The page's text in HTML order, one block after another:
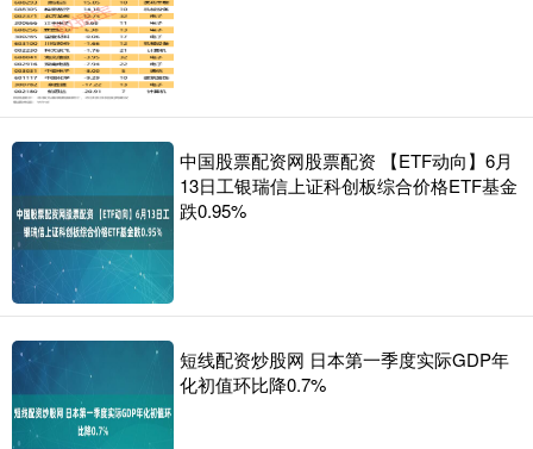
中国股票配资网股票配资 【ETF动向】6月
13日工银瑞信上证科创板综合价格ETF基金
跌0.95%
短线配资炒股网 日本第一季度实际GDP年
化初值环比降0.7%